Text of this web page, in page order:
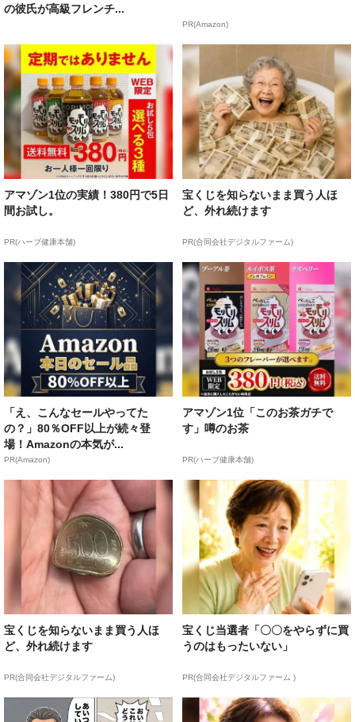
の彼氏が高級フレンチ...
PR(Amazon)
アマゾン1位の実績！380円で5日
間お試し。
PR(ハーブ健康本舗)
宝くじを知らないまま買う人ほ
ど、外れ続けます
PR(合同会社デジタルファーム)
「え、こんなセールやってた
の？」80％OFF以上が続々登
場！Amazonの本気が...
PR(Amazon)
アマゾン1位「このお茶ガチで
す」噂のお茶
PR(ハーブ健康本舗)
宝くじを知らないまま買う人ほ
ど、外れ続けます
PR(合同会社デジタルファーム)
宝くじ当選者「〇〇をやらずに買
うのはもったいない」
PR(合同会社デジタルファーム )